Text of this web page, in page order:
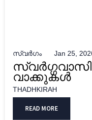
സ്വർഗം Jan 25,
വാക്കുകൾ
THADHKIRAH
READ MORE